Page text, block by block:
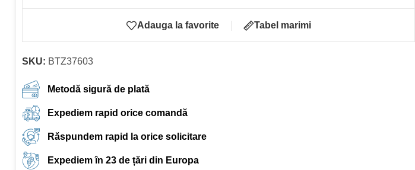
Adauga la favorite Tabel marimi
SKU: BTZ37603
Metodă sigură de plată
Expediem rapid orice comandă
Răspundem rapid la orice solicitare
Expediem în 23 de țări din Europa